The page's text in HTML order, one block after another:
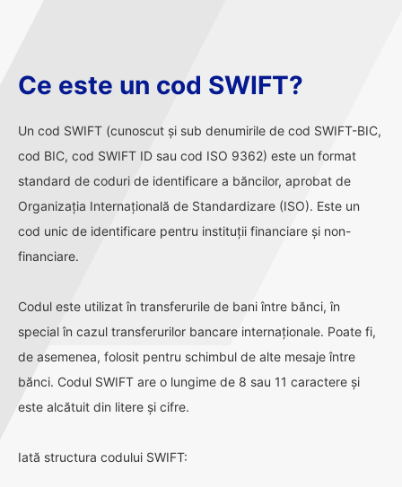
Ce este un cod SWIFT?
Un cod SWIFT (cunoscut și sub denumirile de cod SWIFT-BIC,
cod BIC, cod SWIFT ID sau cod ISO 9362) este un format
standard de coduri de identificare a băncilor, aprobat de
Organizația Internațională de Standardizare (ISO). Este un
cod unic de identificare pentru instituții financiare și non-
financiare.
Codul este utilizat în transferurile de bani între bănci, în
special în cazul transferurilor bancare internaționale. Poate fi,
de asemenea, folosit pentru schimbul de alte mesaje între
bănci. Codul SWIFT are o lungime de 8 sau 11 caractere și
este alcătuit din litere și cifre.
Iată structura codului SWIFT: